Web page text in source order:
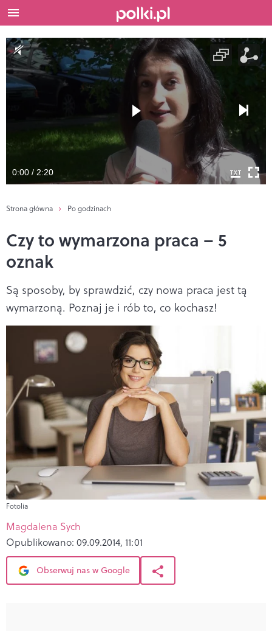
0:00 / 2:20
Strona główna Po godzinach
Czy to wymarzona praca – 5
oznak
Są sposoby, by sprawdzić, czy nowa praca jest tą
wymarzoną. Poznaj je i rób to, co kochasz!
Fotolia
Magdalena Sych
Opublikowano: 09.09.2014, 11:01
Obserwuj nas w Google